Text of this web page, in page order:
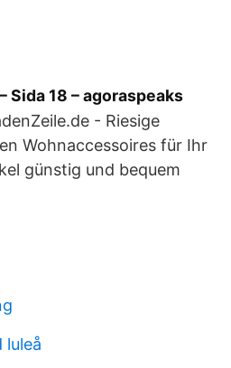
Sida 18 – agoraspeaks
- Riesige
Wohnaccessoires für Ihr
günstig und bequem
luleå